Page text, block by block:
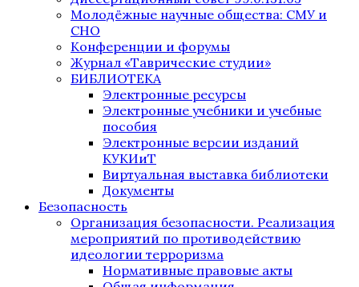
Молодёжные научные общества: СМУ и
СНО
Конференции и форумы
Журнал «Таврические студии»
БИБЛИОТЕКА
Электронные ресурсы
Электронные учебники и учебные
пособия
Электронные версии изданий
КУКИиТ
Виртуальная выставка библиотеки
Документы
Безопасность
Организация безопасности. Реализация
мероприятий по противодействию
идеологии терроризма
Нормативные правовые акты